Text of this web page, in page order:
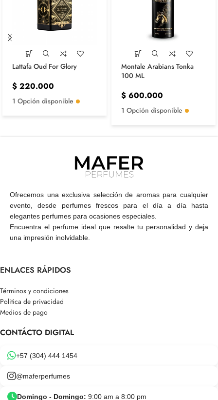
Lattafa Oud For Glory
$ 220.000
1 Opción disponible
Montale Arabians Tonka
100 ML
$ 600.000
1 Opción disponible
Ofrecemos una exclusiva selección de aromas para cualquier
evento, desde perfumes frescos para el día a día hasta
elegantes perfumes para ocasiones especiales.
Encuentra el perfume ideal que resalte tu personalidad y deja
una impresión inolvidable.
ENLACES RÁPIDOS
Términos y condiciones
Politica de privacidad
Medios de pago
CONTÁCTO DIGITAL
+57 (304) 444 1454
@maferperfumes
Domingo - Domingo: 9:00 am a 8:00 pm